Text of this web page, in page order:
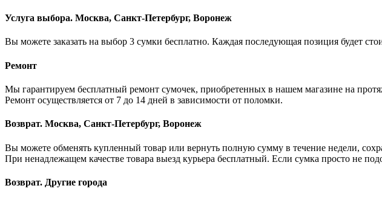
Услуга выбора. Москва, Санкт-Петербург, Воронеж
Вы можете заказать на выбор 3 сумки бесплатно. Каждая последующая позиция будет
Ремонт
Мы гарантируем бесплатный ремонт сумочек, приобретенных в нашем магазине на
Ремонт осуществляется от 7 до 14 дней в зависимости от поломки.
Возврат. Москва, Санкт-Петербург, Воронеж
Вы можете обменять купленный товар или вернуть полную сумму в течение недели,
При ненадлежащем качестве товара выезд курьера бесплатный. Если сумка просто не
Возврат. Другие города